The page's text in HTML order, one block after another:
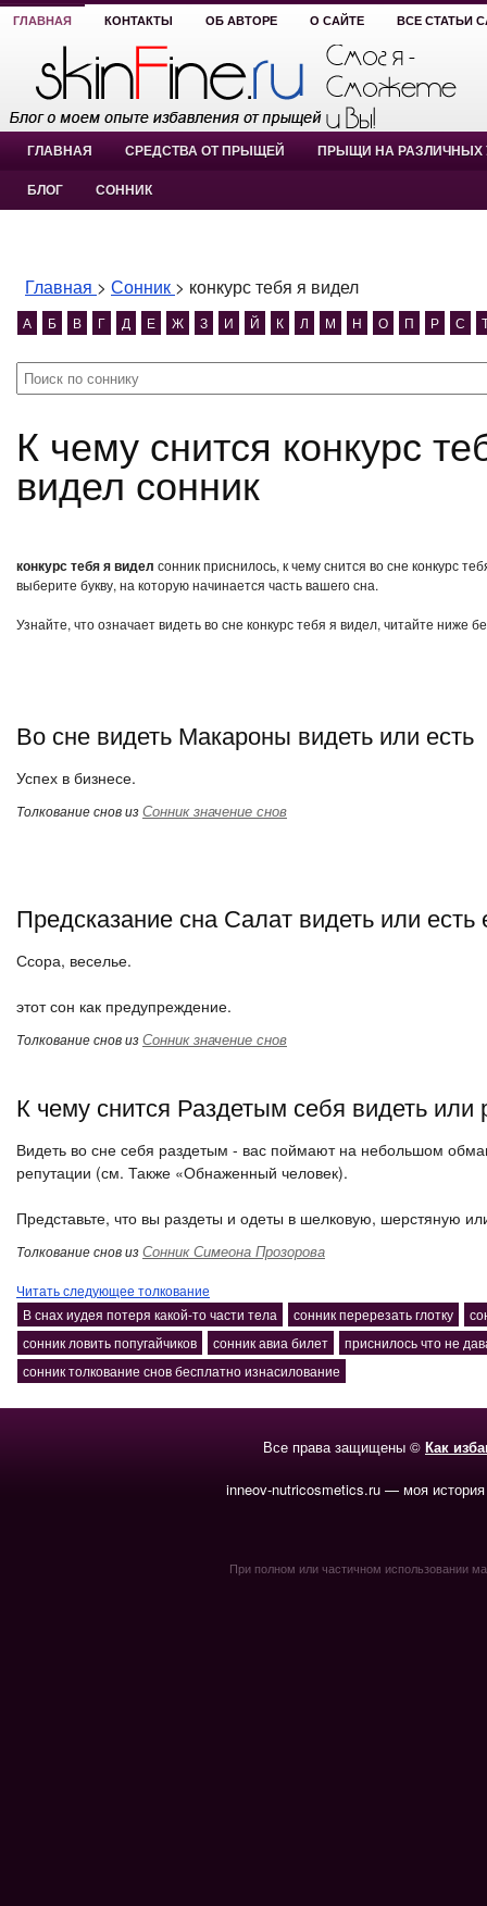
ГЛАВНАЯ КОНТАКТЫ ОБ АВТОРЕ О САЙТЕ ВСЕ СТАТЬИ
ГЛАВНАЯ СРЕДСТВА ОТ ПРЫЩЕЙ ПРЫЩИ НА РАЗЛИЧНЫХ
БЛОГ СОННИК
Главная > Сонник > конкурс тебя я видел
А Б В Г Д Е Ж З И Й К Л М Н О П Р С
К чему снится конкурс тебя я видел? конкурс тебя я
видел сонник
конкурс тебя я видел сонник приснилось, к чему снится во сне конкурс
выберите букву, на которую начинается часть вашего сна.
Узнайте, что означает видеть во сне конкурс тебя я видел, читайте ниже
Во сне видеть Макароны видеть или есть
Успех в бизнесе.
Толкование снов изСонник значение снов
Предсказание сна Салат видеть или есть
Ссора, веселье.
этот сон как предупреждение.
Толкование снов изСонник значение снов
К чему снится Раздетым себя видеть или
Видеть во сне себя раздетым - вас поймают на небольшом
репутации (см. Также «Обнаженный человек).
Представьте, что вы раздеты и одеты в шелковую, шерстяную
Толкование снов изСонник Симеона Прозорова
Читать следующее толкование
В снах иудея потеря какой-то части тела
сонник перерезать глотку
сонник ловить попугайчиков
сонник авиа билет
приснилось что не
сонник толкование снов бесплатно изнасилование
Все права защищены © Как
inneov-nutricosmetics.ru — моя
При полном или частичном использовании